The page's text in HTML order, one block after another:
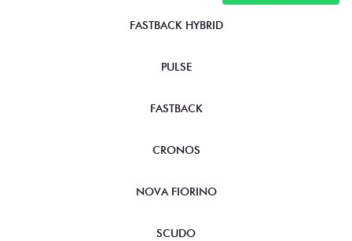
FASTBACK HYBRID
PULSE
FASTBACK
CRONOS
NOVA FIORINO
SCUDO